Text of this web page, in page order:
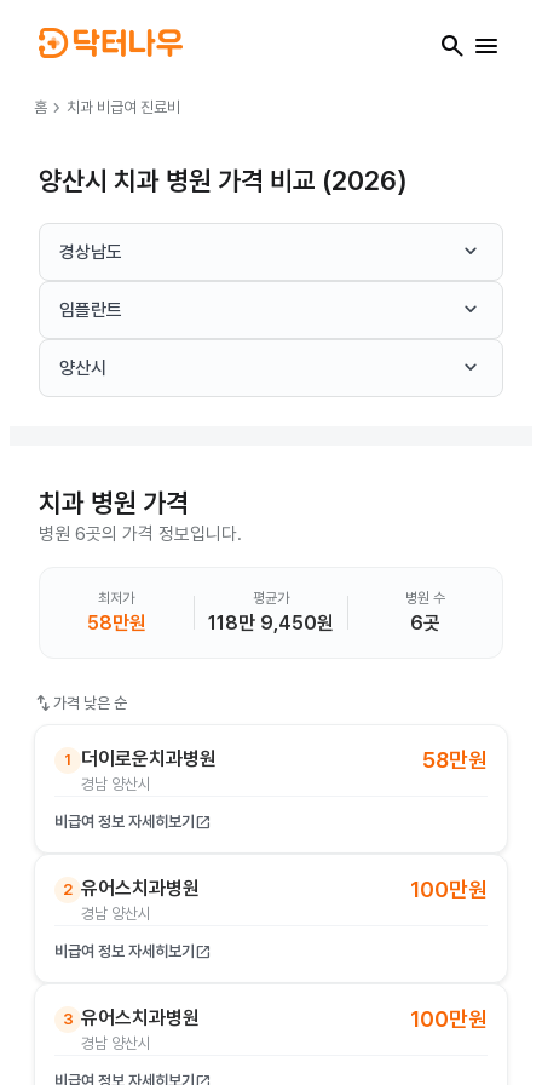
search menu
홈 chevron_right 치과 비급여 진료비
양산시 치과 병원 가격 비교 (2026)
경상남도 keyboard_arrow_down
임플란트 keyboard_arrow_down
양산시 keyboard_arrow_down
치과 병원 가격
병원 6곳의 가격 정보입니다.
최저가
58만원
평균가
118만 9,450원
병원 수
6곳
swap_vert 가격 낮은 순
1 더이로운치과병원
경남 양산시
58만원
비급여 정보 자세히보기 open_in_new
2 유어스치과병원
경남 양산시
100만원
비급여 정보 자세히보기 open_in_new
3 유어스치과병원
경남 양산시
100만원
비급여 정보 자세히보기